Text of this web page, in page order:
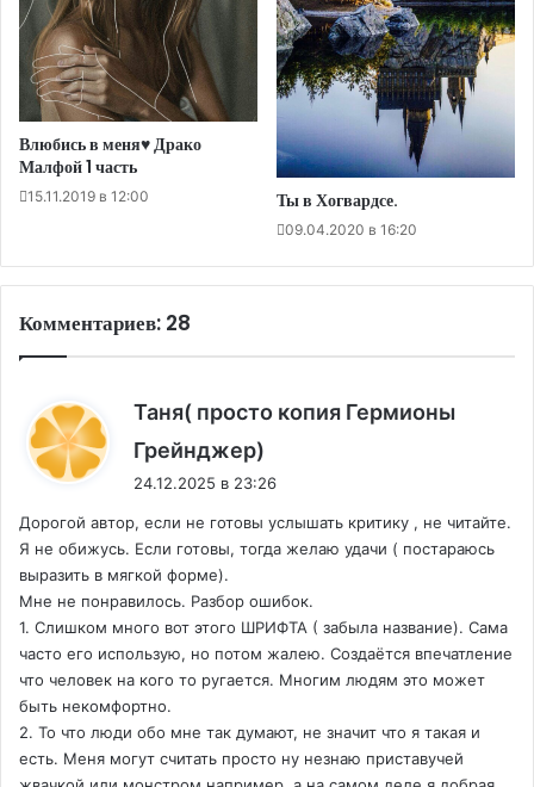
Влюбись в меня♥ Драко
Малфой 1 часть
15.11.2019 в 12:00 Ты в Хогвардсе.
09.04.2020 в 16:20
Комментариев: 28
Таня( просто копия Гермионы
Грейнджер)
24.12.2025 в 23:26
Дорогой автор, если не готовы услышать критику , не читайте.
Я не обижусь. Если готовы, тогда желаю удачи ( постараюсь
выразить в мягкой форме).
Мне не понравилось. Разбор ошибок.
1. Слишком много вот этого ШРИФТА ( забыла название). Сама
часто его использую, но потом жалею. Создаётся впечатление
что человек на кого то ругается. Многим людям это может
быть некомфортно.
2. То что люди обо мне так думают, не значит что я такая и
есть. Меня могут считать просто ну незнаю приставучей